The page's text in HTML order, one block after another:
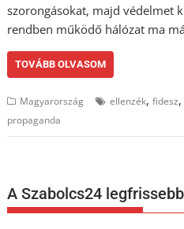
szorongásokat, majd védelmet
rendben működő hálózat ma
TOVÁBB OLVASOM
Magyarország ellenzék,fidesz
propaganda
A Szabolcs24